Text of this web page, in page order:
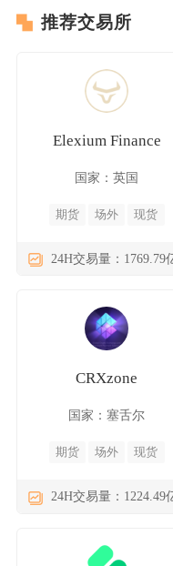
推荐交易所
Elexium Finance
国家：英国
期货 场外 现货
24H交易量：1769.79
CRXzone
国家：塞舌尔
期货 场外 现货
24H交易量：1224.49